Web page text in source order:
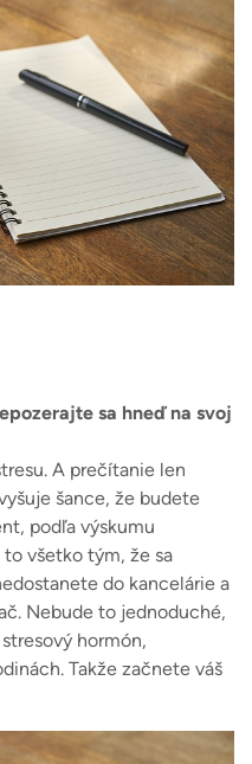
sa hneď na svoj
A prečítanie len
šance, že budete
podľa výskumu
všetko tým, že sa
do kancelárie a
Nebude to jednoduché,
hormón,
Takže začnete váš